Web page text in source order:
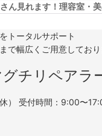
ん見れます！理容室・
トータルサポート
で幅広くご用意しており
グチリペアラ
） 受付時間：9:00〜